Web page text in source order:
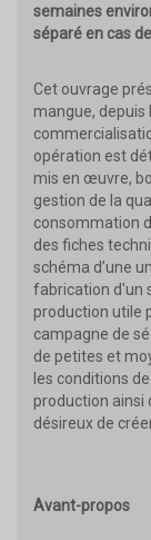
semaines
séparé en cas
Cet ouvrage
mangue, depuis
opération est
mis en œuvre,
gestion de la
consommation
des fiches
schéma d’une
fabrication d'un
production utile
campagne de
de petites et
les conditions
production ainsi
désireux de
Avant-propos